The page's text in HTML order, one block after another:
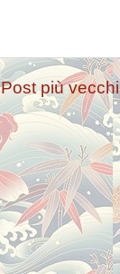
Post più vecchi